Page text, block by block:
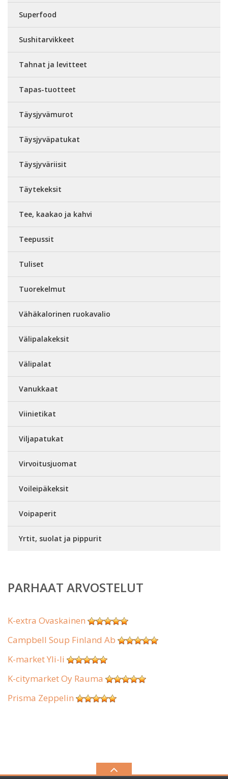
Superfood
Sushitarvikkeet
Tahnat ja levitteet
Tapas-tuotteet
Täysjyvämurot
Täysjyväpatukat
Täysjyväriisit
Täytekeksit
Tee, kaakao ja kahvi
Teepussit
Tuliset
Tuorekelmut
Vähäkalorinen ruokavalio
Välipalakeksit
Välipalat
Vanukkaat
Viinietikat
Viljapatukat
Virvoitusjuomat
Voileipäkeksit
Voipaperit
Yrtit, suolat ja pippurit
PARHAAT ARVOSTELUT
K-extra Ovaskainen
Campbell Soup Finland Ab
K-market Yli-Ii
K-citymarket Oy Rauma
Prisma Zeppelin